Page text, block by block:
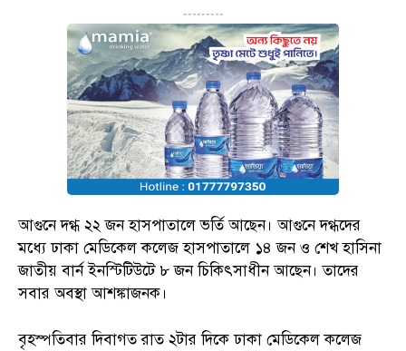
---------
আগুনে দগ্ধ ২২ জন হাসপাতালে ভর্তি আছেন। আগুনে দগ্ধদের
মধ্যে ঢাকা মেডিকেল কলেজ হাসপাতালে ১৪ জন ও শেখ হাসিনা
জাতীয় বার্ন ইনস্টিটিউটে ৮ জন চিকিৎসাধীন আছেন। তাদের
সবার অবস্থা আশঙ্কাজনক।
বৃহস্পতিবার দিবাগত রাত ২টার দিকে ঢাকা মেডিকেল কলেজ